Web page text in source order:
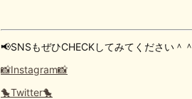
📢SNSもぜひCHECKしてみてください＾＾
📸Instagram📸
🐤Twitter🐤